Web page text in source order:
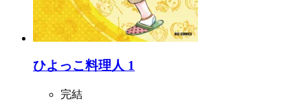
ひよっこ料理人 1
完結